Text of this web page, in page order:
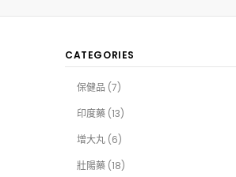
CATEGORIES
保健品 (7)
印度藥 (13)
增大丸 (6)
壯陽藥 (18)